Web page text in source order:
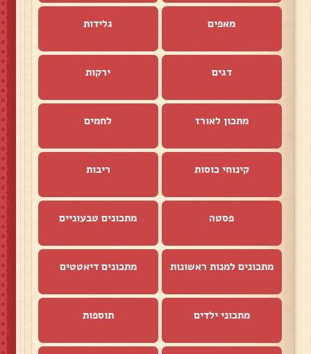
מאפים גלידות
דגים ירקות
מתכון לאורז לחמים
קינוחי כוסות ריבות
פסטה מתכונים טבעוניים
מתכונים למנות ראשונות מתכונים דיאטטים
מתכוני ילדים תוספות